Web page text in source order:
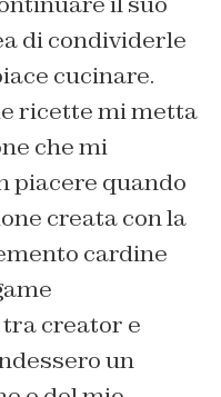
di condividerle
cucinare.
ricette mi metta
che mi
piacere quando
creata con la
cardine
creator e
un